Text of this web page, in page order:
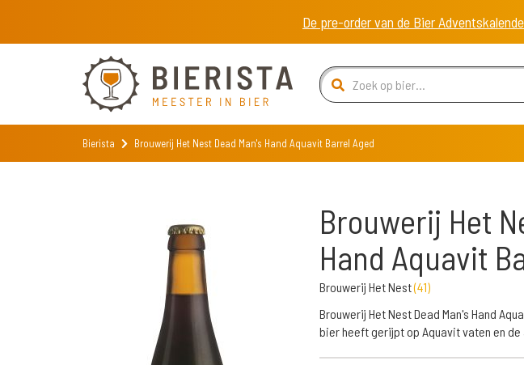
De pre-order van de Bier
Bierista Brouwerij Het Nest Dead Man's Hand Aquavit Barrel Aged
Brouwerij Het
Hand Aquavit
Brouwerij Het Nest(41)
Brouwerij Het Nest Dead Man's Hand
bier heeft gerijpt op Aquavit vaten en